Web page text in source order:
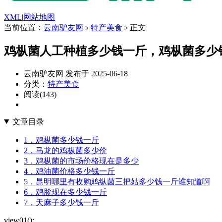
XML|网站地图
当前位置： 云南驴友网 > 特产美食 > 正文
鸡枞菌人工种植多少钱一斤，鸡枞菌多少
云南驴友网 发布于 2025-06-18
分类： 特产美食
阅读(143)
文章目录
1，鸡枞菌多少钱一斤
2，马龙的鸡枞菌多少价
3，鸡枞菌的市场价格现在是多少
4，鸡油菌价格多少钱一斤
5，昆明哪里有收购鸡纵菌三把姑多少钱一斤谁知道啊
6，鸡胗现在多少钱一斤
7，天麻子多少钱一斤
view01();